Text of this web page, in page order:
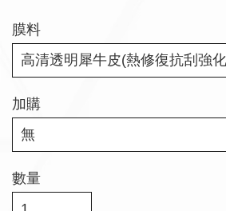
膜料
加購
數量